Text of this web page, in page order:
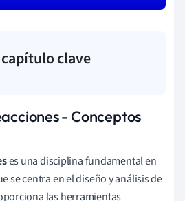
clave
- Conceptos
es una disciplina fundamental en
se centra en el diseño y análisis de
las herramientas